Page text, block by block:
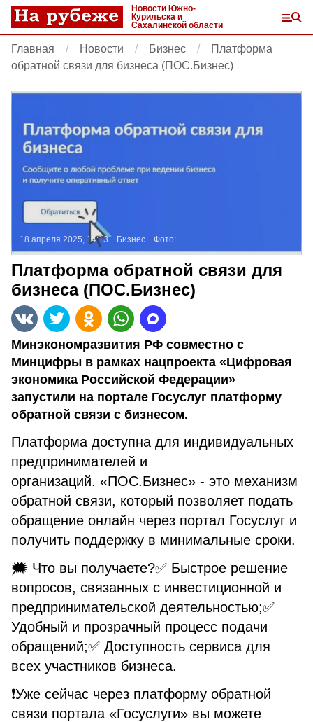
Новости Южно-
Курильска и
Сахалинской области
Главная Новости Бизнес
Платформа
обратной связи для бизнеса (ПОС.Бизнес)
18 апреля 2025, 14:13 Бизнес Фото:
Платформа обратной связи для
бизнеса (ПОС.Бизнес)
Минэкономразвития РФ совместно с
Минцифры в рамках нацпроекта «Цифровая
экономика Российской Федерации»
запустили на портале Госуслуг платформу
обратной связи с бизнесом.
Платформа доступна для индивидуальных
предпринимателей и
организаций. «ПОС.Бизнес» - это механизм
обратной связи, который позволяет подать
обращение онлайн через портал Госуслуг и
получить поддержку в минимальные сроки.
🗯 Что вы получаете?✅ Быстрое решение
вопросов, связанных с инвестиционной и
предпринимательской деятельностью;✅
Удобный и прозрачный процесс подачи
обращений;✅ Доступность сервиса для
всех участников бизнеса.
❗️Уже сейчас через платформу обратной
связи портала «Госуслуги» вы можете